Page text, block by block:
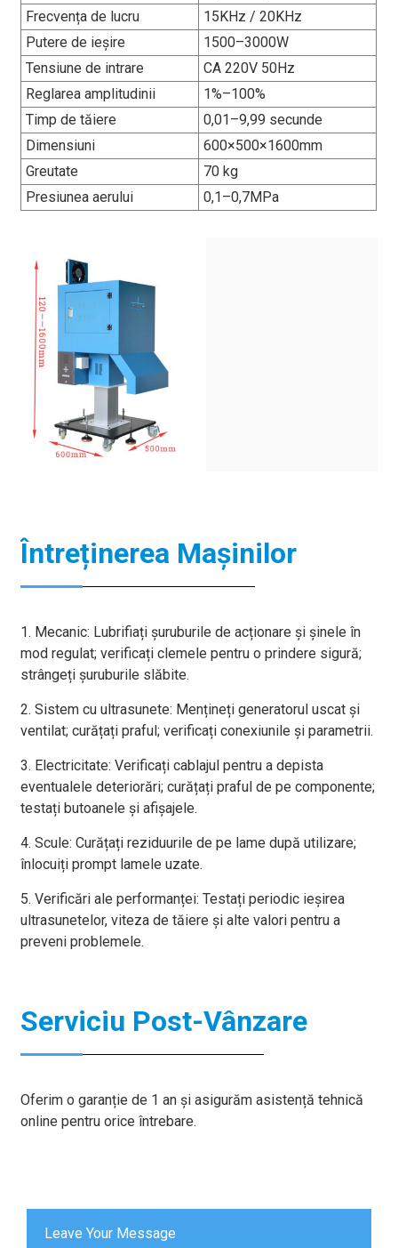
Frecvența de lucru
15KHz / 20KHz
Putere de ieșire
1500–3000W
Tensiune de intrare
CA 220V 50Hz
Reglarea amplitudinii
1%–100%
Timp de tăiere
0,01–9,99 secunde
Dimensiuni
600×500×1600mm
Greutate
70 kg
Presiunea aerului
0,1–0,7MPa
Întreținerea Mașinilor
1. Mecanic: Lubrifiați șuruburile de acționare și șinele în
mod regulat; verificați clemele pentru o prindere sigură;
strângeți șuruburile slăbite.
2. Sistem cu ultrasunete: Mențineți generatorul uscat și
ventilat; curățați praful; verificați conexiunile și parametrii.
3. Electricitate: Verificați cablajul pentru a depista
eventualele deteriorări; curățați praful de pe componente;
testați butoanele și afișajele.
4. Scule: Curățați reziduurile de pe lame după utilizare;
înlocuiți prompt lamele uzate.
5. Verificări ale performanței: Testați periodic ieșirea
ultrasunetelor, viteza de tăiere și alte valori pentru a
preveni problemele.
Serviciu Post-Vânzare
Oferim o garanție de 1 an și asigurăm asistență tehnică
online pentru orice întrebare.
Leave Your Message